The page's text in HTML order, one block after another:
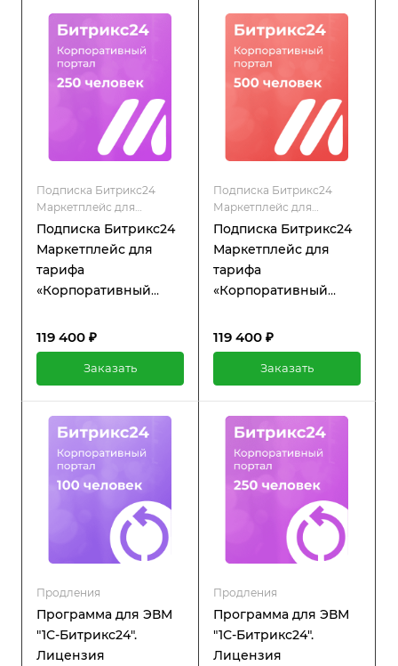
Подписка Битрикс24
Маркетплейс для
коробочной версии
Подписка Битрикс24
Маркетплейс для
тарифа
«Корпоративный
пользователей
119 400 ₽
Заказать
Подписка Битрикс24
Маркетплейс для
коробочной версии
Подписка Битрикс24
Маркетплейс для
тарифа
«Корпоративный
пользователей
119 400 ₽
Заказать
Продления
Программа для ЭВМ
"1С-Битрикс24".
Лицензия
Продления
Программа для ЭВМ
"1С-Битрикс24".
Лицензия